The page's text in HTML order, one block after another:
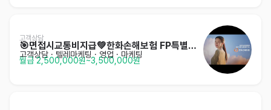
고객상담
🎯면접시교통비지급💚한화손해보험 FP특별채용💚
고객상담 · 텔레마케팅 · 영업 · 마케팅
월급 2,500,000원~3,500,000원